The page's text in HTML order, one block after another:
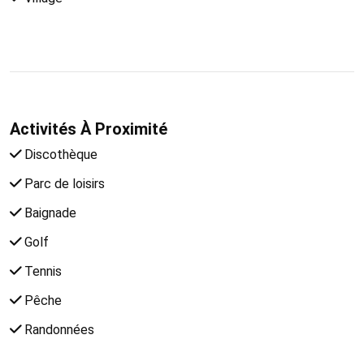
Activités À Proximité
Discothèque
Parc de loisirs
Baignade
Golf
Tennis
Pêche
Randonnées